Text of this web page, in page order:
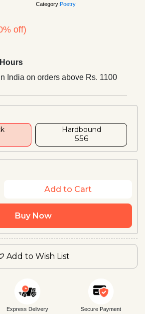
Category:Poetry
off)
India on orders above Rs. 1100
Hardbound
₹556
Add to Cart
Buy Now
Add to Wish List
Express Delivery Secure Payment